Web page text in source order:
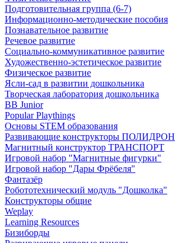
Подготовительная группа (6-7)
Информационно-методические пособия
Познавательное развитие
Речевое развитие
Социально-коммуникативное развитие
Художественно-эстетическое развитие
Физическое развитие
Ясли-сад в развитии дошкольника
Творческая лаборатория дошкольника
BB Junior
Popular Playthings
Основы STEM образования
Развивающие конструкторы ПОЛИДРОН
Магнитный конструктор ТРАНСПОРТ
Игровой набор "Магнитные фигурки"
Игровой набор "Дары Фрёбеля"
Фантазёр
Робототехнический модуль "Дошколка"
Конструкторы общие
Weplay
Learning Resources
Бизиборды